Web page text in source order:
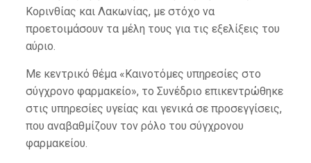
Κορινθίας και Λακωνίας, µε στόχο να
προετοιμάσουν τα µέλη τους για τις εξελίξεις του
αύριο.
Με κεντρικό θέμα «Καινοτόμες υπηρεσίες στο
σύγχρονο φαρμακείο», το Συνέδριο επικεντρώθηκε
στις υπηρεσίες υγείας και γενικά σε προσεγγίσεις,
που αναβαθμίζουν τον ρόλο του σύγχρονου
φαρμακείου.